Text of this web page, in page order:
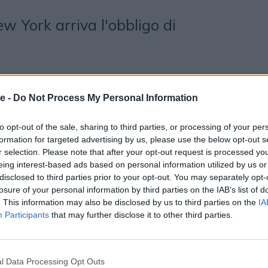
- Do Not Process My Personal Information
opt-out of the sale, sharing to third parties, or processing of your
for targeted advertising by us, please use the below opt-out
selection. Please note that after your opt-out request is processed
interest-based ads based on personal information utilized by us
to third parties prior to your opt-out. You may separately
of your personal information by third parties on the IAB’s list of
This information may also be disclosed by us to third parties on the
Participants that may further disclose it to other third parties.
Data Processing Opt Outs
York arriva l'obbligo di
piacerti